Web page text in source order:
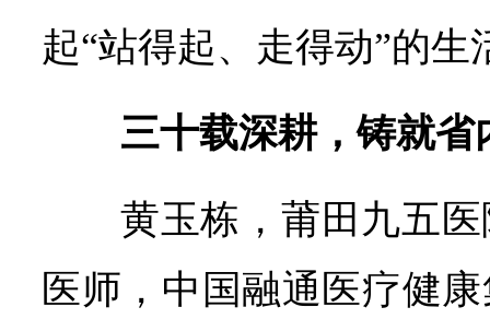
起“站得起、走得动”的生
三十载深耕，铸就省
黄玉栋，莆田九五
医师，中国融通医疗健